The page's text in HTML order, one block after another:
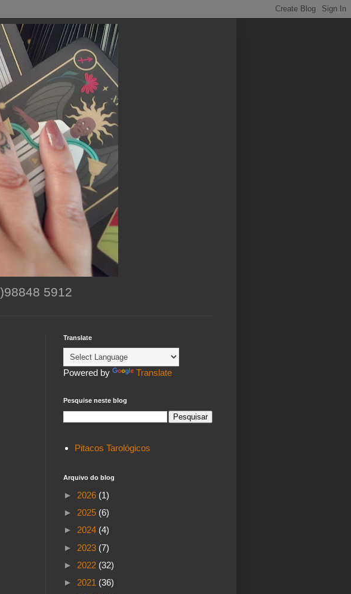
5912
Translate
Powered by Translate
Pesquise neste blog
Pitacos Tarológicos
Arquivo do blog
► 2026 (1)
► 2025 (6)
► 2024 (4)
► 2023 (7)
► 2022 (32)
► 2021 (36)